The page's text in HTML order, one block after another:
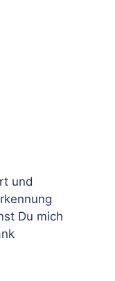
und
Du mich